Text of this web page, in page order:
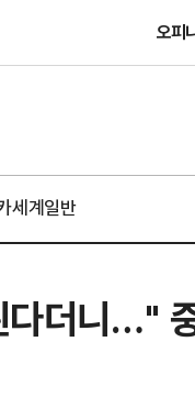
오피
세계일반
더니…"